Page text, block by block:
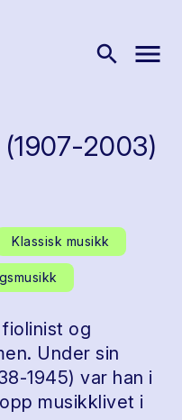
search menu
2003)
Klassisk musikk
og
Under sin
1945) var han i
musikklivet i